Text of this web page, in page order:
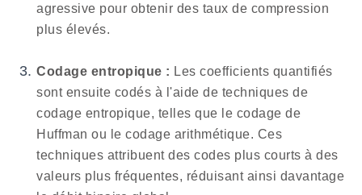
agressive pour obtenir des taux de compression
plus élevés.
Codage entropique : Les coefficients quantifiés
sont ensuite codés à l'aide de techniques de
codage entropique, telles que le codage de
Huffman ou le codage arithmétique. Ces
techniques attribuent des codes plus courts à des
valeurs plus fréquentes, réduisant ainsi davantage